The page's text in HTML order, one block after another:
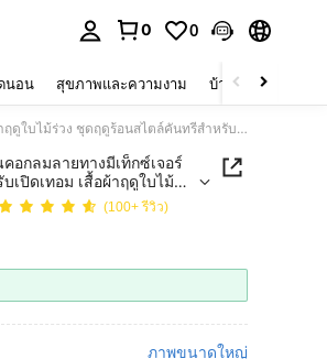
0 0
นอน สุขภาพและความงาม บ้านและที่อยู่อาศัย
WESTFADE เสื้อแขนสั้นคอกลมลายทางมีเท็กซ์เจอร์ระบายเป็นชั้นๆ สไตล์น่ารักสำหรับเปิดเทอม เสื้อผ้าฤดูใบไม้ร่วง ชุดฤดูร้อนสไตล์คันทรี่สำหรับผู้หญิง
อกลมลายทางมีเท็กซ์เจอร์
ปิดเทอม เสื้อผ้าฤดูใบไม้
ผู้หญิง
(100+ รีวิว)
ภาพขนาดใหญ่